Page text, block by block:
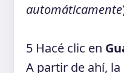
automáticamente
5 Hacé clic en
A partir de ahí,